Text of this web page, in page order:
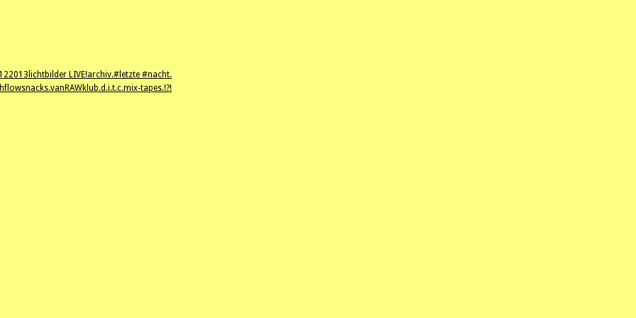
2013 lichtbilder LIVE!archiv.#letzte #nacht.
vanRAWklub.d.i.t.c.mix-tapes.!?!